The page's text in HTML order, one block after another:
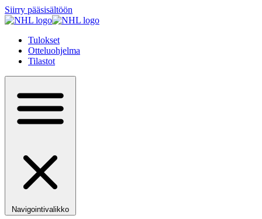
Siirry pääsisältöön
Tulokset
Otteluohjelma
Tilastot
Navigointivalikko